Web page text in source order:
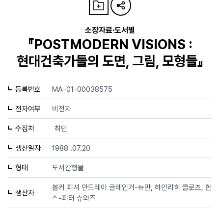
소장자료·도서별
『POSTMODERN VISIONS :
현대건축가들의 도면, 그림, 모형들』
등록번호 MA-01-00038575
전자여부 비전자
수집처 최민
생산일자 1988 .07.20
형태 도서간행물
생산자
볼커 피셔 안드레아 글레인거-뉴만, 하인리히 클로츠, 한
스-피터 슈와즈